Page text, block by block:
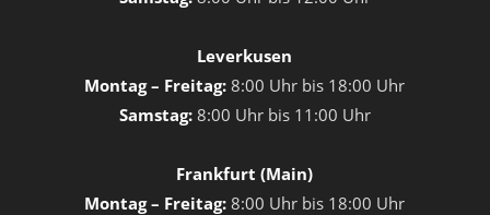
Leverkusen
Montag – Freitag:8:00 Uhr bis 18:00 Uhr
Samstag: 8:00 Uhr bis 11:00 Uhr
Frankfurt (Main)
Montag – Freitag:8:00 Uhr bis 18:00 Uhr